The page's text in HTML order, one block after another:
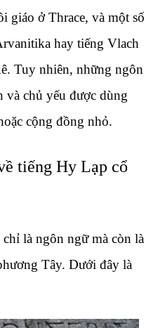
giáo ở Thrace, và một số
hay tiếng Vlach
Tuy nhiên, những ngôn
và chủ yếu được dùng
cộng đồng nhỏ.
tiếng Hy Lạp cổ
là ngôn ngữ mà còn là
Tây. Dưới đây là